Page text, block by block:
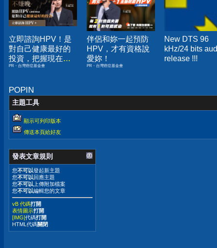
立即諮詢HPV！是
對自己健康最好的
投資，把握現在不
嫌晚！
PR・台灣癌症基金會
伴侶和妳一起預防
HPV，才有資格說
愛妳！
PR・台灣癌症基金會
New DTS 96
kHz/24 bits
release !!!
POPIN
主題工具
顯示可列印版本
傳送本頁給好友
發表文章規則
您不可以發起新主題
您不可以回應主題
您不可以 上傳附加檔案
您不可以編輯您的文章
vB 代碼打開
表情圖示打開
[IMG]代碼打開
HTML代碼關閉